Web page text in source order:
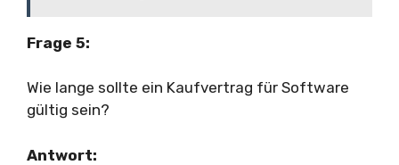
Frage 5:
Wie lange sollte ein Kaufvertrag für Software
gültig sein?
Antwort: